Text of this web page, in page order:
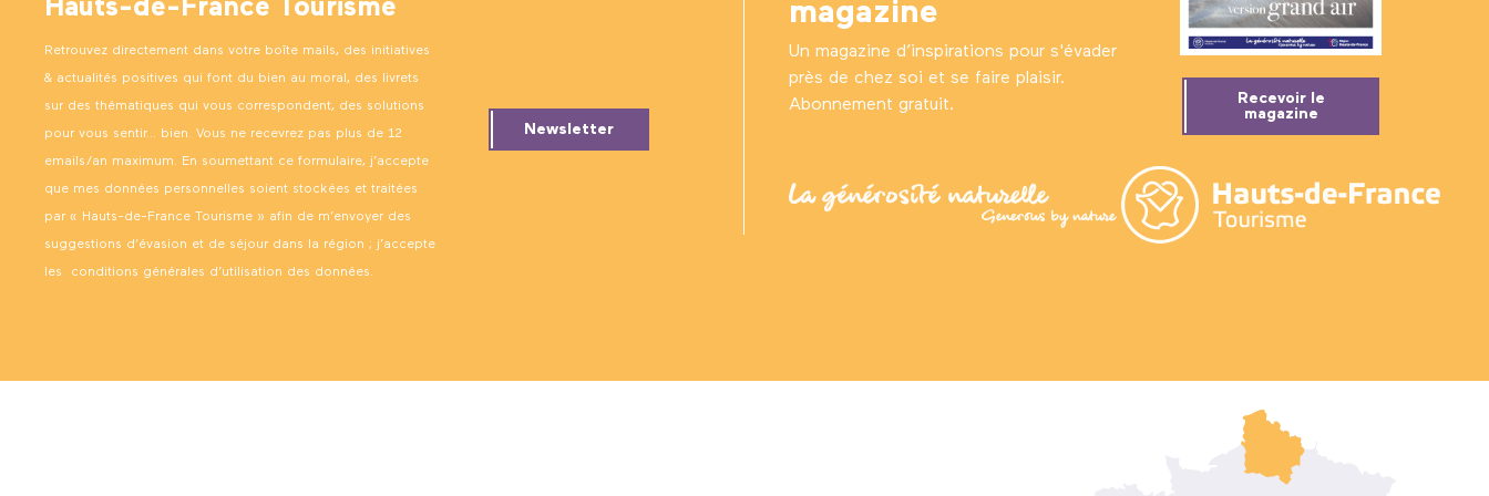
Hauts-de-France Tourisme
Retrouvez directement dans votre boîte mails, des initiatives
& actualités positives qui font du bien au moral, des livrets
sur des thématiques qui vous correspondent, des solutions
pour vous sentir… bien. Vous ne recevrez pas plus de 12
emails/an maximum. En soumettant ce formulaire, j’accepte
que mes données personnelles soient stockées et traitées
par « Hauts-de-France Tourisme » afin de m’envoyer des
suggestions d’évasion et de séjour dans la région ; j’accepte
les conditions générales d’utilisation des données.
Newsletter
magazine
Un magazine d’inspirations pour s'évader
près de chez soi et se faire plaisir.
Abonnement gratuit.
Recevoir le
magazine